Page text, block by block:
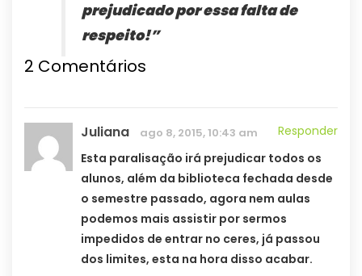
prejudicado por essa falta de
respeito!”
2 Comentários
Juliana ago 8, 2015, 10:43 am
Responder
Esta paralisação irá prejudicar todos os
alunos, além da biblioteca fechada desde
o semestre passado, agora nem aulas
podemos mais assistir por sermos
impedidos de entrar no ceres, já passou
dos limites, esta na hora disso acabar.